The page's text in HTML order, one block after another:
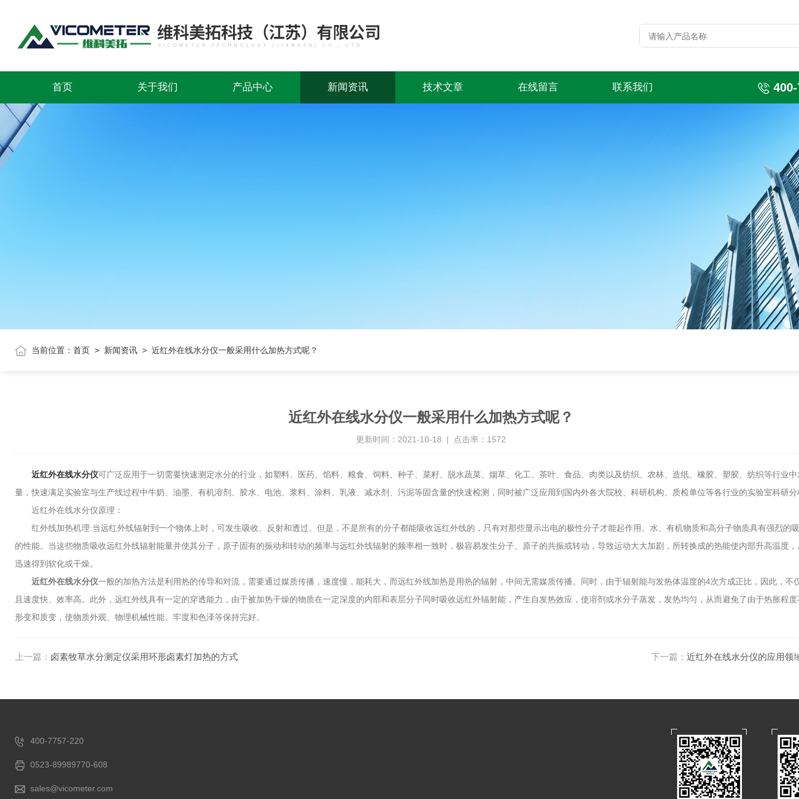
首页 关于我们 产品中心 新闻资讯 技术文章 在线留言 联系我们
当前位置： 首页 > 新闻资讯 > 近红外在线水分仪一般采用什么加热方式呢？
近红外在线水分仪一般采用什么加热方式呢？
更新时间：2021-10-18 | 点击率：1572
近红外在线水分仪可广泛应用于一切需要快速测定水分的行业，如塑料、医药、馅料、粮食、饲料、种子、菜籽、脱水蔬菜、烟草、化工、茶叶、食品、肉类以及纺织、农林、造纸、橡胶、塑胶、纺织等行业
量，快速满足实验室与生产线过程中牛奶、油墨、有机溶剂、胶水、电池、浆料、涂料、乳液、减水剂、污泥等固含量的快速检测，同时被广泛应用到国内外各大院校、科研机构、质检单位等各行业的实验室科研分
近红外在线水分仪原理：
红外线加热机理:当远红外线辐射到一个物体上时，可发生吸收、反射和透过。但是，不是所有的分子都能吸收远红外线的，只有对那些显示出电的极性分子才能起作用。水、有机物质和高分子物质具有强烈的
的性能。当这些物质吸收远红外线辐射能量并使其分子，原子固有的振动和转动的频率与远红外线辐射的频率相一致时，极容易发生分子、原子的共振或转动，导致运动大大加剧，所转换成的热能使内部升高温度
迅速得到软化或干燥。
近红外在线水分仪一般的加热方法是利用热的传导和对流，需要通过媒质传播，速度慢，能耗大，而远红外线加热是用热的辐射，中间无需媒质传播。同时，由于辐射能与发热体温度的4次方成正比，因此，不
且速度快、效率高。此外，远红外线具有一定的穿透能力，由于被加热干燥的物质在一定深度的内部和表层分子同时吸收远红外辐射能，产生自发热效应，使溶剂或水分子蒸发，发热均匀，从而避免了由于热胀程
形变和质变，使物质外观、物理机械性能、牢度和色泽等保持完好。
上一篇： 卤素牧草水分测定仪采用环形卤素灯加热的方式 下一篇： 近红外在线水分仪的应用领
400-7757-220
0523-89989770-608
sales@vicometer.com